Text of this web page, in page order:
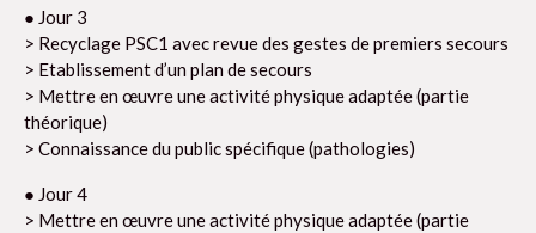
● Jour 3
> Recyclage PSC1 avec revue des gestes de premiers secours
> Etablissement d’un plan de secours
> Mettre en œuvre une activité physique adaptée (partie
théorique)
> Connaissance du public spécifique (pathologies)
● Jour 4
> Mettre en œuvre une activité physique adaptée (partie